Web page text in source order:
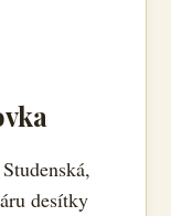
desítky